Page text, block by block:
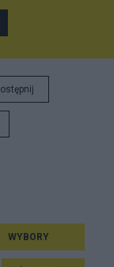
WYBORY